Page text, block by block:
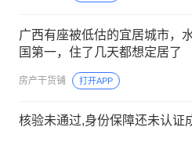
广西有座被低估的宜居城市，
国第一，住了几天都想定居了
房产干货铺 打开APP
核验未通过,身份保障还未认证